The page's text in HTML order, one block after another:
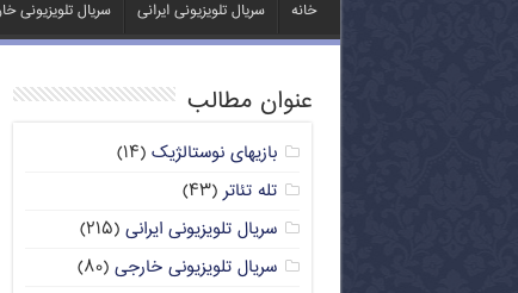
خانه سریال تلویزیونی ایرانی سریال تلویزیونی
عنوان مطالب
بازیهای نوستالژیک (۱۴)
تله تئاتر(۴۳)
سریال تلویزیونی ایرانی (۲۱۵)
سریال تلویزیونی خارجی (۸۰)